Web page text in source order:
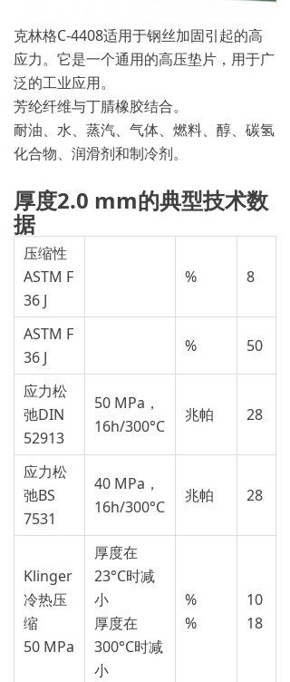
克林格C-4408适用于钢丝加固引起的高
应力。它是一个通用的高压垫片，用于广
泛的工业应用。
芳纶纤维与丁腈橡胶结合。
耐油、水、蒸汽、气体、燃料、醇、碳氢
化合物、润滑剂和制冷剂。
厚度2.0 mm的典型技术数
据
压缩性
ASTM F
36 J
% 8
ASTM F
36 J
% 50
应力松
弛DIN
52913
50 MPa，
16h/300°C
兆帕 28
应力松
弛BS
7531
40 MPa，
16h/300°C
兆帕 28
Klinger
冷热压
缩
50 MPa
厚度在
23°C时减
小
厚度在
300°C时减
小
%
%
10
18